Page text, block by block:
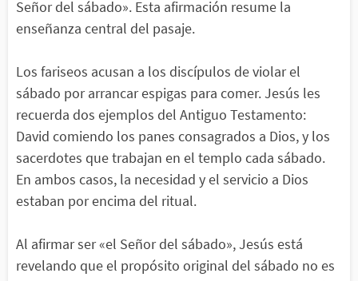
Señor del sábado». Esta afirmación resume la
enseñanza central del pasaje.
Los fariseos acusan a los discípulos de violar el
sábado por arrancar espigas para comer. Jesús les
recuerda dos ejemplos del Antiguo Testamento:
David comiendo los panes consagrados a Dios, y los
sacerdotes que trabajan en el templo cada sábado.
En ambos casos, la necesidad y el servicio a Dios
estaban por encima del ritual.
Al afirmar ser «el Señor del sábado», Jesús está
revelando que el propósito original del sábado no es